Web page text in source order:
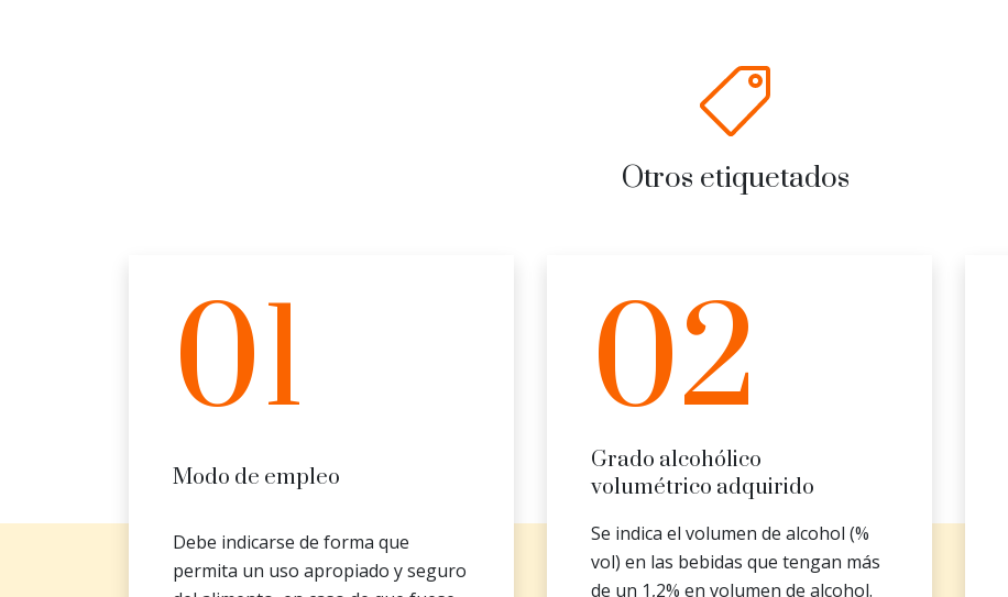
Otros etiquetados
01
Modo de empleo
Debe indicarse de forma que
permita un uso apropiado y seguro
02
Grado alcohólico
volumétrico adquirido
Se indica el volumen de alcohol (%
vol) en las bebidas que tengan más
de un 1,2% en volumen de alcohol.